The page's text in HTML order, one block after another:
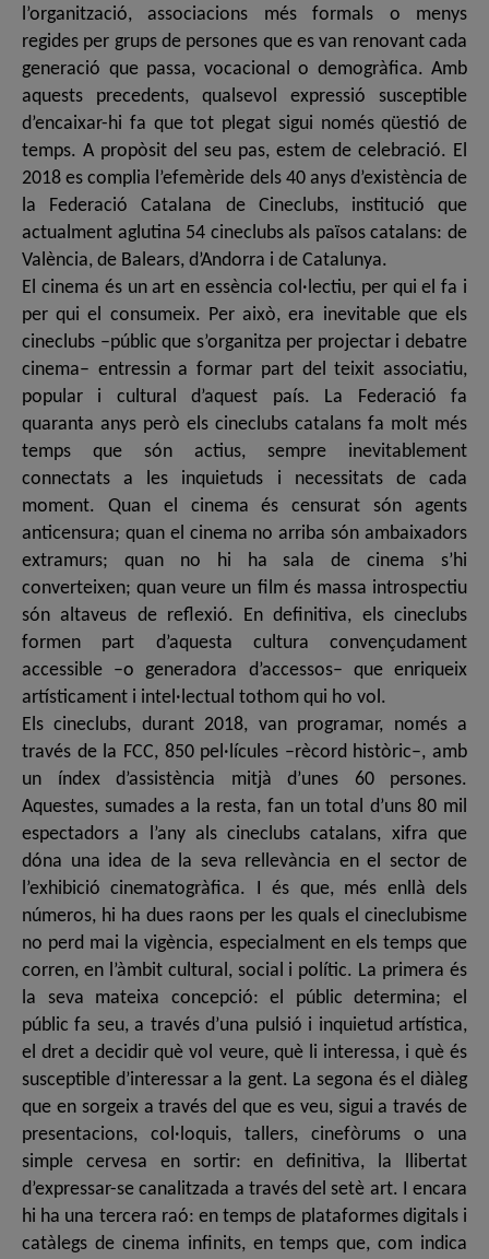
l’organització, associacions més formals o menys
regides per grups de persones que es van renovant cada
generació que passa, vocacional o demogràfica. Amb
aquests precedents, qualsevol expressió susceptible
d’encaixar-hi fa que tot plegat sigui només qüestió de
temps. A propòsit del seu pas, estem de celebració. El
2018 es complia l’efemèride dels 40 anys d’existència de
la Federació Catalana de Cineclubs, institució que
actualment aglutina 54 cineclubs als països catalans: de
València, de Balears, d’Andorra i de Catalunya.
El cinema és un art en essència col·lectiu, per qui el fa i
per qui el consumeix. Per això, era inevitable que els
cineclubs –públic que s’organitza per projectar i debatre
cinema– entressin a formar part del teixit associatiu,
popular i cultural d’aquest país. La Federació fa
quaranta anys però els cineclubs catalans fa molt més
temps que són actius, sempre inevitablement
connectats a les inquietuds i necessitats de cada
moment. Quan el cinema és censurat són agents
anticensura; quan el cinema no arriba són ambaixadors
extramurs; quan no hi ha sala de cinema s’hi
converteixen; quan veure un film és massa introspectiu
són altaveus de reflexió. En definitiva, els cineclubs
formen part d’aquesta cultura convençudament
accessible –o generadora d’accessos– que enriqueix
artísticament i intel·lectual tothom qui ho vol.
Els cineclubs, durant 2018, van programar, només a
través de la FCC, 850 pel·lícules –rècord històric–, amb
un índex d’assistència mitjà d’unes 60 persones.
Aquestes, sumades a la resta, fan un total d’uns 80 mil
espectadors a l’any als cineclubs catalans, xifra que
dóna una idea de la seva rellevància en el sector de
l’exhibició cinematogràfica. I és que, més enllà dels
números, hi ha dues raons per les quals el cineclubisme
no perd mai la vigència, especialment en els temps que
corren, en l’àmbit cultural, social i polític. La primera és
la seva mateixa concepció: el públic determina; el
públic fa seu, a través d’una pulsió i inquietud artística,
el dret a decidir què vol veure, què li interessa, i què és
susceptible d’interessar a la gent. La segona és el diàleg
que en sorgeix a través del que es veu, sigui a través de
presentacions, col·loquis, tallers, cinefòrums o una
simple cervesa en sortir: en definitiva, la llibertat
d’expressar-se canalitzada a través del setè art. I encara
hi ha una tercera raó: en temps de plataformes digitals i
catàlegs de cinema infinits, en temps que, com indica